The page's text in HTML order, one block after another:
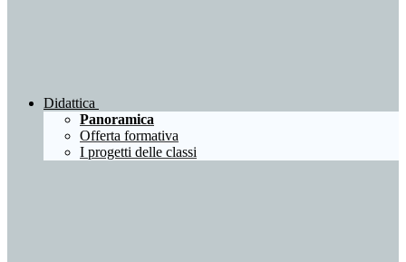
Didattica
Panoramica
Offerta formativa
I progetti delle classi